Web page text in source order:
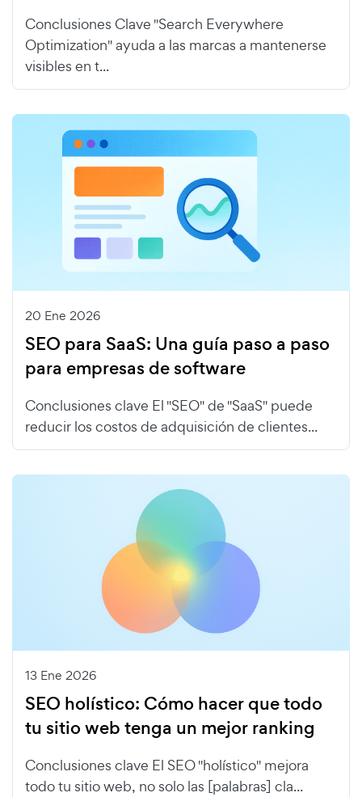
Conclusiones Clave "Search Everywhere
Optimization" ayuda a las marcas a mantenerse
visibles en t...
20 Ene 2026
SEO para SaaS: Una guía paso a paso
para empresas de software
Conclusiones clave El "SEO" de "SaaS" puede
reducir los costos de adquisición de clientes...
13 Ene 2026
SEO holístico: Cómo hacer que todo
tu sitio web tenga un mejor ranking
Conclusiones clave El SEO "holístico" mejora
todo tu sitio web, no solo las [palabras] cla...